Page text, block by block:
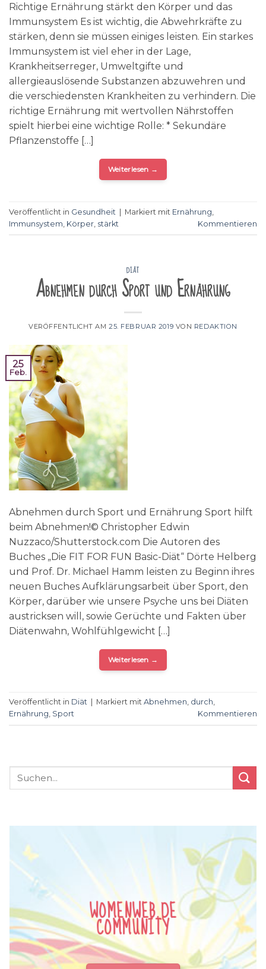
Richtige Ernährung stärkt den Körper und das
Immunsystem Es ist wichtig, die Abwehrkräfte zu
stärken, denn sie müssen einiges leisten. Ein starkes
Immunsystem ist viel eher in der Lage,
Krankheitserreger, Umweltgifte und
allergieauslösende Substanzen abzuwehren und
die verschiedensten Krankheiten zu verhindern. Die
richtige Ernährung mit wertvollen Nährstoffen
spielt hierbei eine wichtige Rolle: * Sekundäre
Pflanzenstoffe […]
Weiterlesen →
Veröffentlicht in Gesundheit | Markiert mit Ernährung
Immunsystem Körper stärkt Kommentieren
DIÄT
Abnehmen durch Sport und Ernährung
VERÖFFENTLICHT AM25. FEBRUAR 2019 VON REDAKTION
25
Feb.
Abnehmen durch Sport und Ernährung Sport hilft
beim Abnehmen!© Christopher Edwin
Nuzzaco/Shutterstock.com Die Autoren des
Buches „Die FIT FOR FUN Basic-Diät“ Dörte Helberg
und Prof. Dr. Michael Hamm leisten zu Beginn ihres
neuen Buches Aufklärungsarbeit über Sport, den
Körper, darüber wie unsere Psyche uns bei Diäten
austricksen will, sowie Gerüchte und Fakten über
Diätenwahn, Wohlfühlgewicht […]
Weiterlesen →
Veröffentlicht in Diät Markiert mit Abnehmen, durch,
Ernährung, Sport Kommentieren
WOMENWEB.DE
COMMUNITY